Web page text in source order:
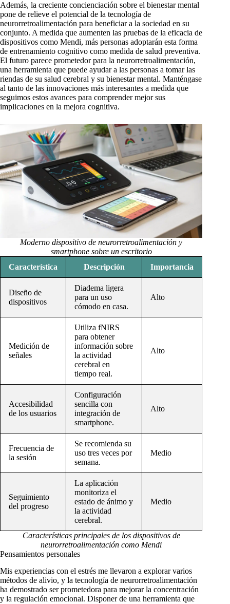
Además, la creciente concienciación sobre el bienestar mental
pone de relieve el potencial de la tecnología de
neurorretroalimentación para beneficiar a la sociedad en su
conjunto. A medida que aumenten las pruebas de la eficacia de
dispositivos como Mendi, más personas adoptarán esta forma
de entrenamiento cognitivo como medida de salud preventiva.
El futuro parece prometedor para la neurorretroalimentación,
una herramienta que puede ayudar a las personas a tomar las
riendas de su salud cerebral y su bienestar mental. Manténgase
al tanto de las innovaciones más interesantes a medida que
seguimos estos avances para comprender mejor sus
implicaciones en la mejora cognitiva.
Moderno dispositivo de neurorretroalimentación y
smartphone sobre un escritorio
Característica
Descripción Importancia
Diseño de
dispositivos
Diadema ligera
para un uso
cómodo en casa.
Alto
Medición de
señales
Utiliza fNIRS
para obtener
información sobre
la actividad
cerebral en
tiempo real.
Alto
Accesibilidad
de los usuarios
Configuración
sencilla con
integración de
smartphone.
Alto
Frecuencia de
la sesión
Se recomienda su
uso tres veces por
semana.
Medio
Seguimiento
del progreso
La aplicación
monitoriza el
estado de ánimo y
la actividad
cerebral.
Medio
Características principales de los dispositivos de
neurorretroalimentación como Mendi
Pensamientos personales
Mis experiencias con el estrés me llevaron a explorar varios
métodos de alivio, y la tecnología de neurorretroalimentación
ha demostrado ser prometedora para mejorar la concentración
y la regulación emocional. Disponer de una herramienta que